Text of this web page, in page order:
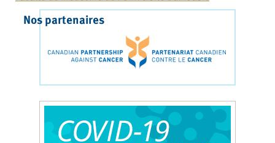
Nos partenaires